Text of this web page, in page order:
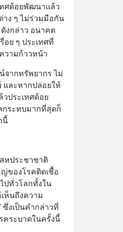
ทศด้อยพัฒนาแล้ว
าง ๆ ไม่ร่วมมือกัน
งกล่าว อนาคต
อย ๆ ประเทศที่
วามก้าวหน้า
จากทรัพยากร ไม่
และหากปล่อยให้
ประเทศด้อย
กระทบมากที่สุดก็
นี้
หประชาชาติ
ญ่ของโรคติดเชื้อ
ปทั่วโลกทั้งใน
ห็นถึงความ
ซึ่งเป็นคำกล่าวที่
คระบาดในครั้งนี้